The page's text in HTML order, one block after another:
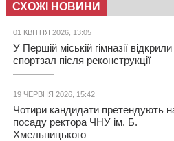
СХОЖІ НОВИНИ
01 КВІТНЯ 2026, 13:05
У Першій міській гімназії відкрили
спортзал після реконструкції
19 ЧЕРВНЯ 2026, 15:42
Чотири кандидати претендують
посаду ректора ЧНУ ім. Б.
Хмельницького